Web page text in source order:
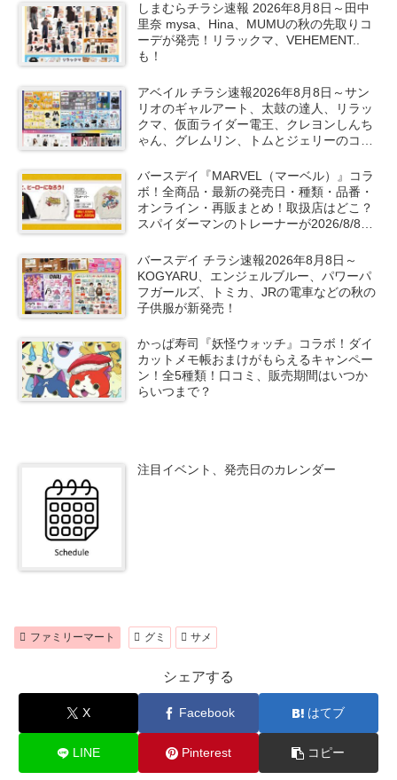
しまむらチラシ速報 2026年8月8日～田中
里奈 mysa、Hina、MUMUの秋の先取りコ
ーデが発売！リラックマ、VEHEMENT..
も！
アベイル チラシ速報2026年8月8日～サン
リオのギャルアート、太鼓の達人、リラッ
クマ、仮面ライダー電王、クレヨンしんち
ゃん、グレムリン、トムとジェリーのコラ
バースデイ『MARVEL（マーベル）』コラ
ボ！全商品・最新の発売日・種類・品番・
オンライン・再販まとめ！取扱店はどこ？
スパイダーマンのトレーナーが2026/8/8よ
バースデイ チラシ速報2026年8月8日～
KOGYARU、エンジェルブルー、パワーパ
フガールズ、トミカ、JRの電車などの秋の
子供服が新発売！
かっぱ寿司『妖怪ウォッチ』コラボ！ダイ
カットメモ帳おまけがもらえるキャンペー
ン！全5種類！口コミ、販売期間はいつか
らいつまで？
注目イベント、発売日のカレンダー
ファミリーマート グミ サメ
シェアする
X Facebook はてブ
LINE Pinterest コピー